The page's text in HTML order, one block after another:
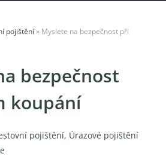
pojištění» Myslete na bezpečnost při
bezpečnost
koupání
pojištění, Úrazové pojištění